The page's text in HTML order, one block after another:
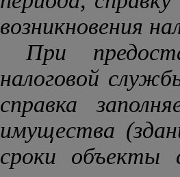
возникновения
При
налоговой
справка
имущества
сроки объекты